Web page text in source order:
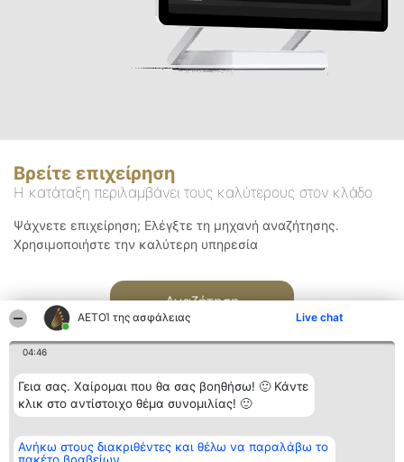
ΑΕΤΟΊ της ασφάλειας Live chat
04:46
Γεια σας. Χαίρομαι που θα σας βοηθήσω! 🙂 Κάντε
κλικ στο αντίστοιχο θέμα συνομιλίας! 🙂
Ανήκω στους διακριθέντες και θέλω να παραλάβω το
Βρείτε επιχείρηση
Η κατάταξη περιλαμβάνει τους καλύτερους στον κλάδο
Ψάχνετε επιχείρηση; Ελέγξτε τη μηχανή αναζήτησης.
Χρησιμοποιήστε την καλύτερη υπηρεσία
Αναζήτηση
Διοργανωτής της
κατάταξης
BEAUTIFUL COMPANY
Κατάταξη
Διακριθέντες
Επικοινωνία
Επικοινωνία